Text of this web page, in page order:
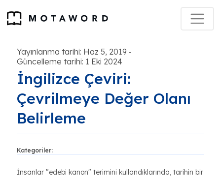
Yayınlanma tarihi: Haz 5, 2019 -
Güncelleme tarihi: 1 Eki 2024
İngilizce Çeviri:
Çevrilmeye Değer Olanı
Belirleme
Kategoriler:
İnsanlar "edebi kanon" terimini kullandıklarında, tarihin bir